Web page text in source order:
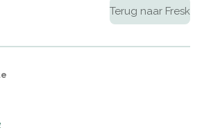
Terug naar Fresk